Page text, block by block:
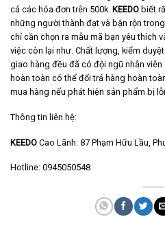
cả các hóa đơn trên 500k. KEEDO biết
những người thành đạt và bận rộn
chỉ cần chọn ra mẫu mã bạn yêu thích
việc còn lại như. Chất lượng, kiểm
giao hàng đều đã có đội ngũ nhân
hoàn toàn có thể đổi trả hàng hoàn
mua hàng nếu phát hiện sản phẩm bị
Thông tin liên hệ:
KEEDO Cao Lãnh: 87 Phạm Hữu Lầu,
Hotline: 0945050548